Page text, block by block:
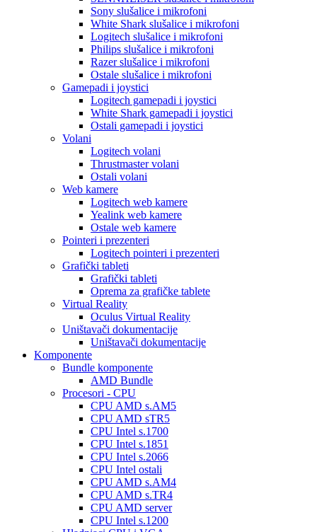
Sony slušalice i mikrofoni
White Shark slušalice i mikrofoni
Logitech slušalice i mikrofoni
Philips slušalice i mikrofoni
Razer slušalice i mikrofoni
Ostale slušalice i mikrofoni
Gamepadi i joystici
Logitech gamepadi i joystici
White Shark gamepadi i joystici
Ostali gamepadi i joystici
Volani
Logitech volani
Thrustmaster volani
Ostali volani
Web kamere
Logitech web kamere
Yealink web kamere
Ostale web kamere
Pointeri i prezenteri
Logitech pointeri i prezenteri
Grafički tableti
Grafički tableti
Oprema za grafičke tablete
Virtual Reality
Oculus Virtual Reality
Uništavači dokumentacije
Uništavači dokumentacije
Komponente
Bundle komponente
AMD Bundle
Procesori - CPU
CPU AMD s.AM5
CPU AMD sTR5
CPU Intel s.1700
CPU Intel s.1851
CPU Intel s.2066
CPU Intel ostali
CPU AMD s.AM4
CPU AMD s.TR4
CPU AMD server
CPU Intel s.1200